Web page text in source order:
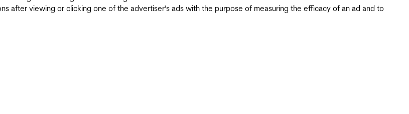
after viewing or clicking one of the advertiser's ads with the purpose of measuring the efficacy of an ad and to